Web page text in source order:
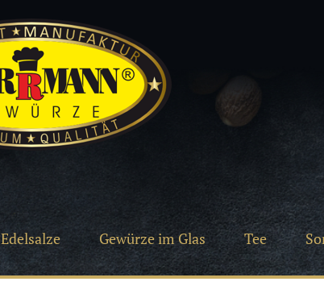
Edelsalze Gewürze im Glas Tee